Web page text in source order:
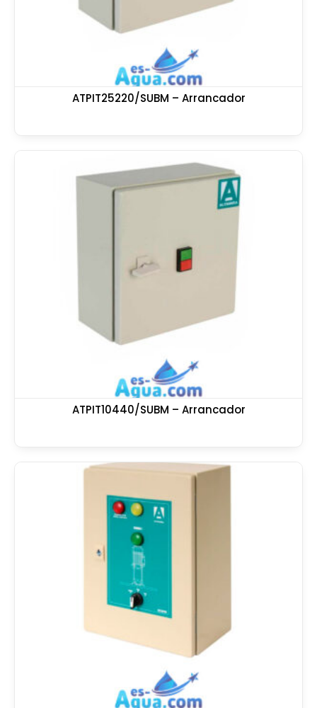
ATPIT25220/SUBM – Arrancador
ATPIT10440/SUBM – Arrancador